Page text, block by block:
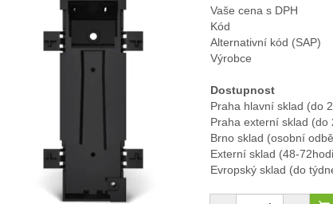
Vaše cena s DPH
Kód
Alternativní kód (SAP)
Výrobce
Dostupnost
Praha hlavní sklad (do
Praha externí sklad (do
Brno sklad (osobní
Externí sklad (48-
Evropský sklad (do